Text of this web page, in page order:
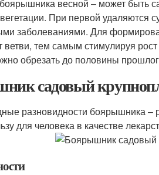
весной – может быть
При первой удаляются
заболеваниями. Для
ветви, тем самым стимулируя
обрезать до половины
садовый
разновидности боярышника –
для человека в качестве